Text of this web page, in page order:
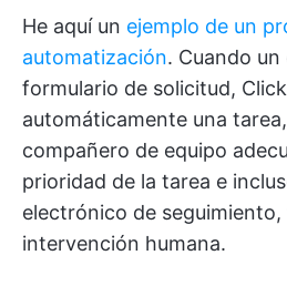
He aquí un ejemplo de un
automatización. Cuando
formulario de solicitud,
automáticamente una
compañero de equipo
prioridad de la tarea e
electrónico de
intervención humana.